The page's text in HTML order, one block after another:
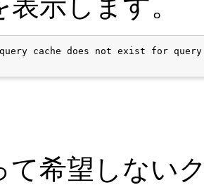
query cache does not exist for
て希望しない